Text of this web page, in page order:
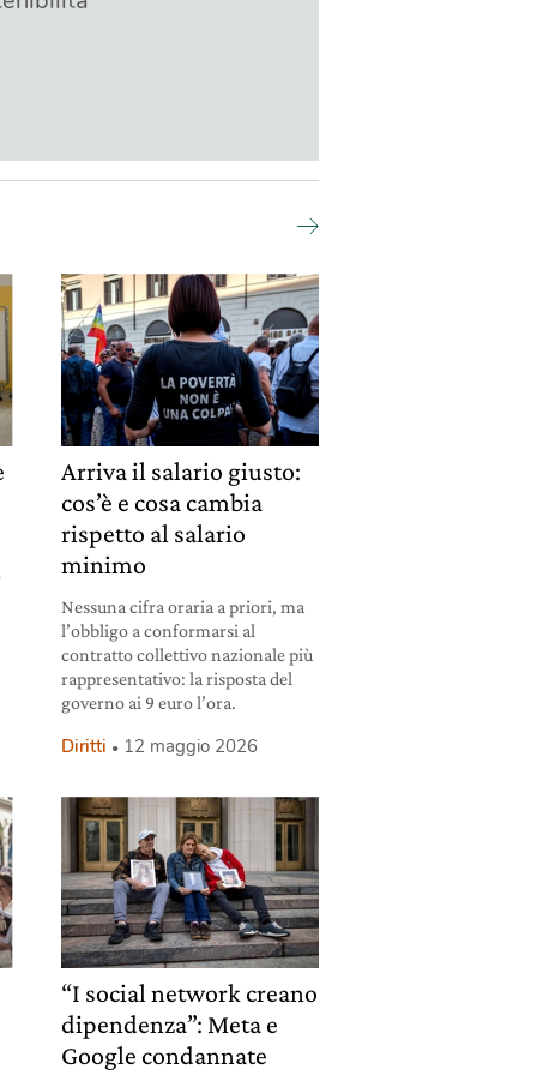
Arriva il salario giusto:
cos’è e cosa cambia
rispetto al salario
minimo
Nessuna cifra oraria a priori, ma
l’obbligo a conformarsi al
contratto collettivo nazionale più
rappresentativo: la risposta del
governo ai 9 euro l’ora.
Diritti 12 maggio 2026
“I social network creano
dipendenza”: Meta e
Google condannate